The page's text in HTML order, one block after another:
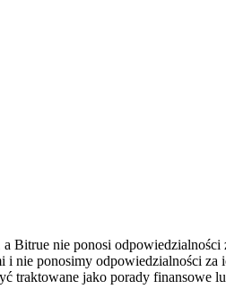
Bitrue nie ponosi
nie ponosimy odpowiedzialności za
traktowane jako porady finansowe